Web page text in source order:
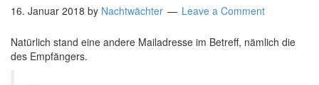
16. Januar 2018 by Nachtwächter Leave a Comment
Natürlich stand eine andere Mailadresse im Betreff, nämlich die
des Empfängers.